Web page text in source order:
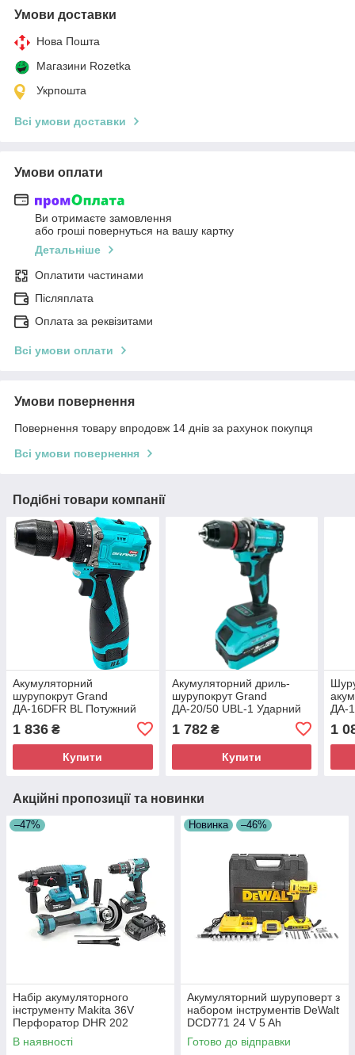
Умови доставки
Нова Пошта
Магазини Rozetka
Укрпошта
Всі умови доставки
Умови оплати
Ви отримаєте замовлення
або гроші повернуться на вашу картку
Детальніше
Оплатити частинами
Післяплата
Оплата за реквізитами
Всі умови оплати
Умови повернення
Повернення товару впродовж 14 днів за рахунок покупця
Всі умови повернення
Подібні товари компанії
Акумуляторний
шурупокрут Grand
ДА-16DFR BL Потужний
шурупокрут
1 836 ₴
Купити
Акумуляторний дриль-
шурупокрут Grand
ДА-20/50 UBL-1 Ударний
монтажних робіт
1 782₴
Купити
ДА-
1
Акційні пропозиції та новинки
–47%
Набір акумуляторного
інструменту Makita 36V
Перфоратор DHR 202
Болгарка DGA 540
Шурупокрут DDF 484
В наявності
Новинка –46%
Акумуляторний шуруповерт з
набором інструментів DeWalt
DCD771 24 V 5 Ah
Багатофункціональний
акумуляторний шуруповерт
Готово до відправки